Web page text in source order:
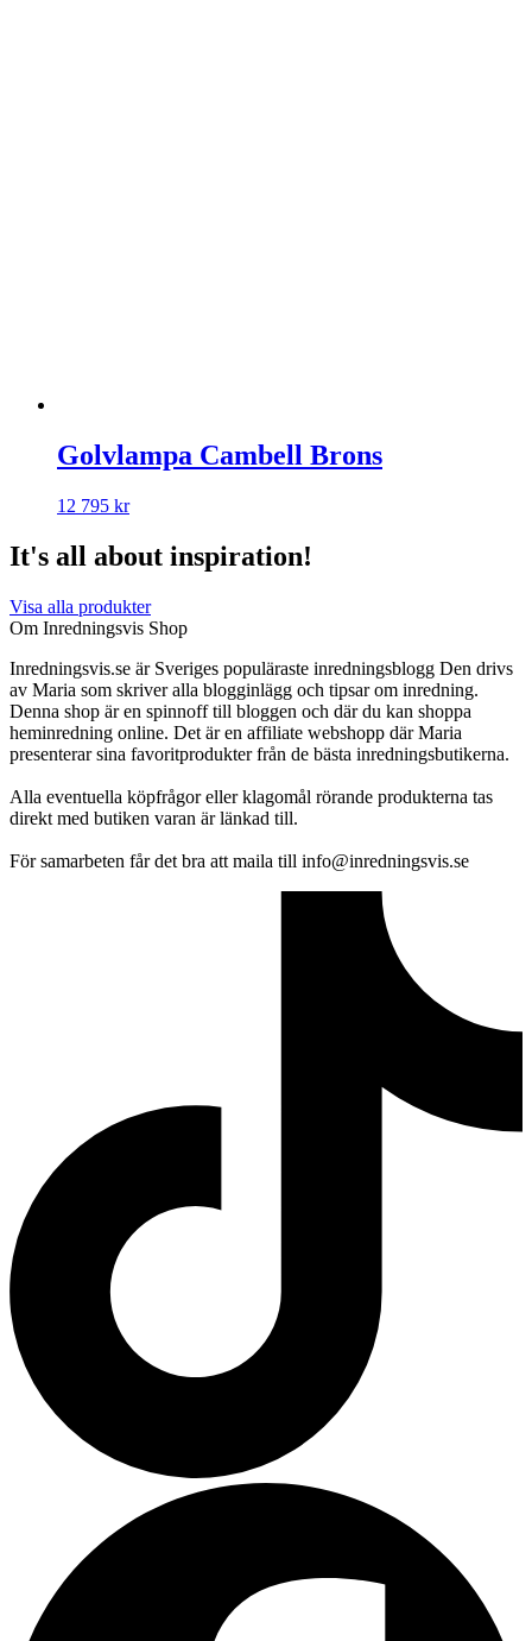
Golvlampa Cambell Brons
12 795 kr
It's all about inspiration!
Visa alla produkter
Om Inredningsvis Shop
Inredningsvis.se är Sveriges populäraste inredningsblogg Den drivs
av Maria som skriver alla blogginlägg och tipsar om inredning.
Denna shop är en spinnoff till bloggen och där du kan shoppa
heminredning online. Det är en affiliate webshopp där Maria
presenterar sina favoritprodukter från de bästa inredningsbutikerna.
Alla eventuella köpfrågor eller klagomål rörande produkterna tas
direkt med butiken varan är länkad till.
För samarbeten får det bra att maila till info@inredningsvis.se